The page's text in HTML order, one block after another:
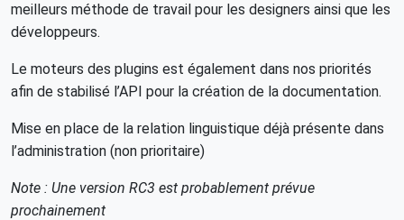
meilleurs méthode de travail pour les designers ainsi que les
développeurs.
Le moteurs des plugins est également dans nos priorités
afin de stabilisé l’API pour la création de la documentation.
Mise en place de la relation linguistique déjà présente dans
l’administration (non prioritaire)
Note : Une version RC3 est probablement prévue
prochainement